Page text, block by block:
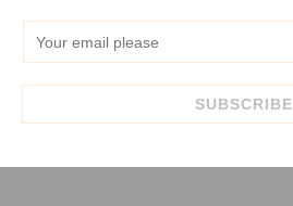
m
a
SUBSCRIBE